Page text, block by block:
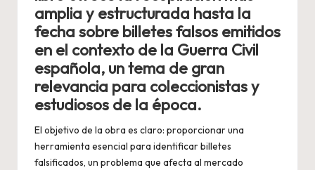
amplia y estructurada hasta la
fecha sobre billetes falsos emitidos
en el contexto de la Guerra Civil
española, un tema de gran
relevancia para coleccionistas y
estudiosos de la época.
El objetivo de la obra es claro: proporcionar una
herramienta esencial para identificar billetes
falsificados, un problema que afecta al mercado